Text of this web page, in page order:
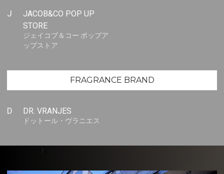
J
JACOB&CO POP UP
STORE
ジェイコブ＆コー ポップア
ップストア
FRAGRANCE BRAND
D DR. VRANJES
ドットール・ヴラニエス